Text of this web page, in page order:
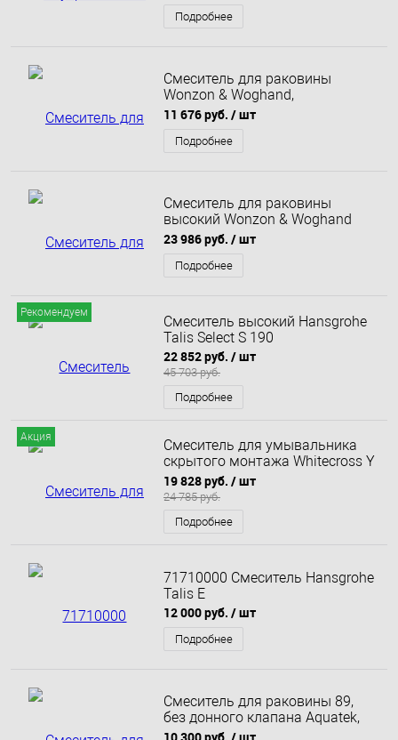
Подробнее
Смеситель для раковины
Wonzon & Woghand,
Брашированное золото (WW-
101-BG)
11 676 руб. / шт
Подробнее
Смеситель для раковины
высокий Wonzon & Woghand
Diamond, Хром (WW-88239011-
23 986 руб. / шт
Подробнее
Рекомендуем
Смеситель высокий Hansgrohe
Talis Select S 190
22 852 руб. / шт
45 703 руб.
Подробнее
Акция
Смеситель для умывальника
скрытого монтажа Whitecross Y
Y1215GL (золото)
19 828 руб. / шт
24 785 руб.
Подробнее
71710000 Смеситель Hansgrohe
Talis E
12 000 руб. / шт
Подробнее
Смеситель для раковины 89,
без донного клапана Aquatek,
матовый черный AQ1310MB